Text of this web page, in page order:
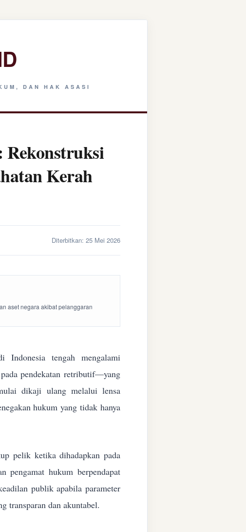
DAN HAK ASASI
Kerah
Diterbitkan: 25 Mei 2026
aset negara akibat pelanggaran
tengah mengalami
pendekatan retributif—yang
dikaji ulang melalui lensa
hukum yang tidak hanya
pelik ketika dihadapkan pada
pengamat hukum berpendapat
publik apabila parameter
transparan dan akuntabel.